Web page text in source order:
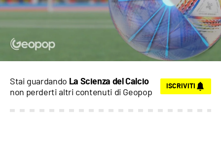
Stai guardando La Scienza del Calcio
non perderti altri contenuti di Geopop ISCRIVITI